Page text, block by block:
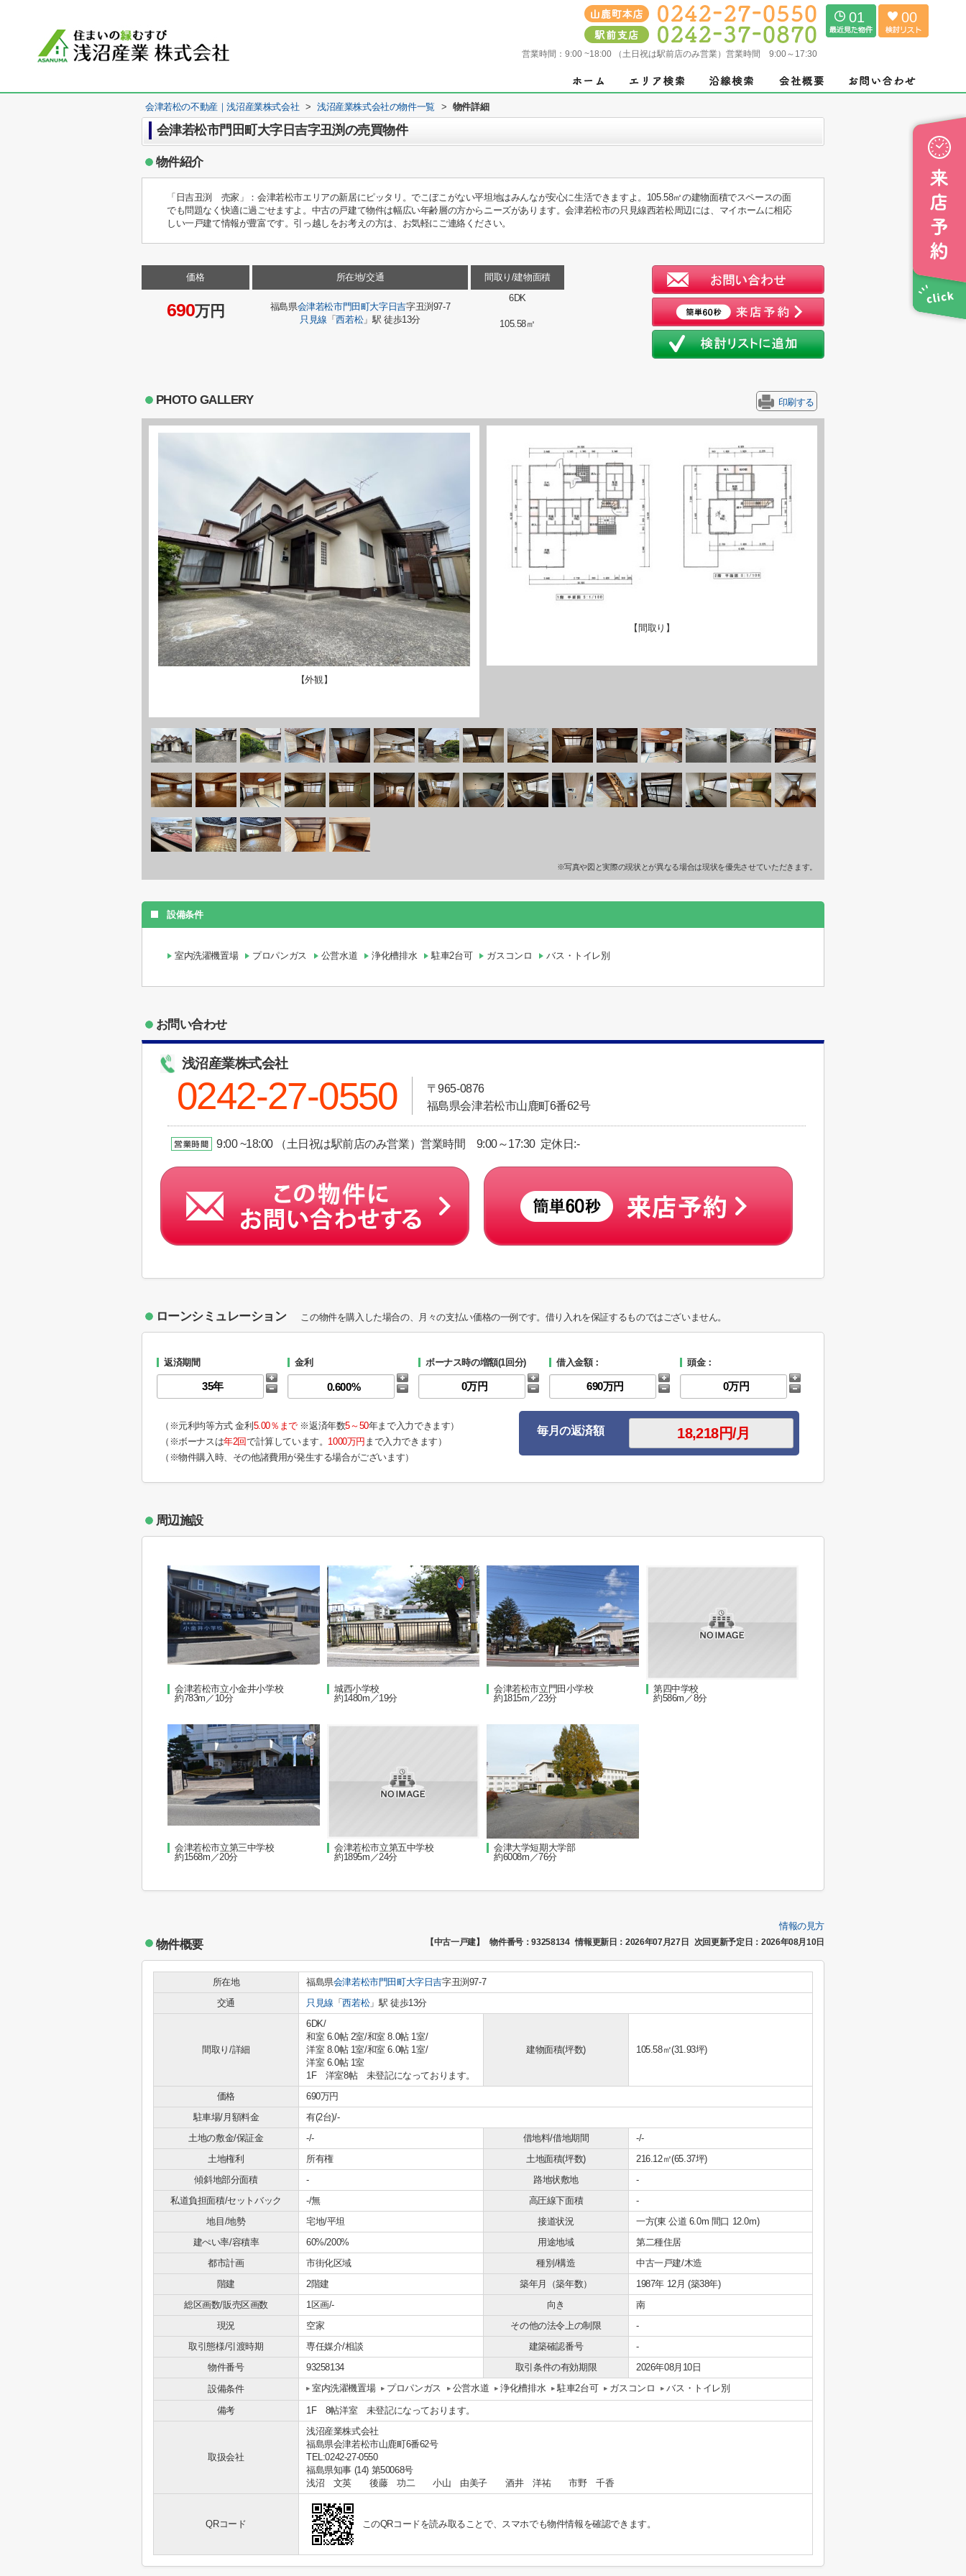
営業時間： 9:00 ~18:00 （土日祝は駅前店のみ営業）営業時間 9:00～17:30
01 00
会津若松の不動産｜浅沼産業株式会社 > 浅沼産業株式会社の物件一覧 > 物件詳細
会津若松市門田町大字日吉字丑渕の売買物件
物件紹介
「日吉丑渕 売家」：会津若松市エリアの新居にピッタリ。でこぼこがない平坦地はみんなが安心に生活できますよ。105.58㎡の建物面積でスペースの面
でも問題なく快適に過ごせますよ。中古の戸建て物件は幅広い年齢層の方からニーズがあります。会津若松市の只見線西若松周辺には、マイホームに相応
しい一戸建て情報が豊富です。引っ越しをお考えの方は、お気軽にご連絡ください。
価格
690万円
所在地/交通
福島県会津若松市門田町大字日吉字丑渕97-7
只見線 「西若松」駅 徒歩13分
間取り/建物面積
6DK
105.58㎡
PHOTO GALLERY 印刷する
【外観】
【間取り】
※写真や図と実際の現状とが異なる場合は現状を優先させていただきます。
設備条件
室内洗濯機置場 プロパンガス 公営水道 浄化槽排水 駐車2台可 ガスコンロ バス・トイレ別
お問い合わせ
浅沼産業株式会社
0242-27-0550
〒965-0876
福島県会津若松市山鹿町6番62号
9:00 ~18:00 （土日祝は駅前店のみ営業）営業時間 9:00～17:30 定休日:-
ローンシミュレーション この物件を購入した場合の、月々の支払い価格の一例です。借り入れを保証するものではございません。
返済期間 金利 ボーナス時の増額(1回分) 借入金額： 頭金：
（※元利均等方式 金利 5.00％まで※返済年数5～50年まで入力できます）
（※ボーナスは年2回で計算しています。 1000万円 まで入力できます）
（※物件購入時、その他諸費用が発生する場合がございます）
毎月の返済額
周辺施設
会津若松市立小金井小学校
約783m／10分
城西小学校
約1480m／19分
会津若松市立門田小学校
約1815m／23分
第四中学校
約586m／8分
会津若松市立第三中学校
約1568m／20分
会津若松市立第五中学校
約1895m／24分
会津大学短期大学部
約6008m／76分
情報の見方
物件概要 【中古一戸建】 物件番号：93258134 情報更新日：2026年07月27日 次回更新予定日：2026年08月10日
所在地 福島県会津若松市門田町大字日吉字丑渕97-7
交通
只見線 「西若松」駅 徒歩13分
間取り/詳細
6DK/
和室 6.0帖 2室/和室 8.0帖 1室/
洋室 8.0帖 1室/和室 6.0帖 1室/
洋室 6.0帖 1室
1F 洋室8帖 未登記になっております。
建物面積(坪数) 105.58㎡(31.93坪)
価格
690万円
駐車場/月額料金
有(2台)/-
土地の敷金/保証金
-/- 借地料/借地期間
-/-
土地権利
所有権 土地面積(坪数)
216.12㎡(65.37坪)
傾斜地部分面積
- 路地状敷地
-
私道負担面積/セットバック
-/無 高圧線下面積
-
地目/地勢
宅地/平坦 接道状況
一方(東 公道 6.0m 間口 12.0m)
建ぺい率/容積率
60%/200% 用途地域
第二種住居
都市計画
市街化区域 種別/構造
中古一戸建/木造
階建
2階建 築年月（築年数）
1987年 12月 (築38年)
総区画数/販売区画数
1区画/- 向き
南
現況
空家 その他の法令上の制限
-
取引態様/引渡時期
専任媒介/相談 建築確認番号
-
物件番号
93258134 取引条件の有効期限
2026年08月10日
設備条件
室内洗濯機置場 プロパンガス 公営水道 浄化槽排水 駐車2台可 ガスコンロ バス・トイレ別
備考 1F 8帖洋室 未登記になっております。
取扱会社
浅沼産業株式会社
福島県会津若松市山鹿町6番62号
TEL:0242-27-0550
福島県知事 (14) 第50068号
浅沼 文英 後藤 功二 小山 由美子 酒井 洋祐 市野 千香
QRコード このQRコードを読み取ることで、スマホでも物件情報を確認できます。